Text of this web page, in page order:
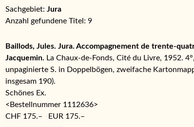
Sachgebiet: Jura
Anzahl gefundene Titel: 9
Baillods, Jules. Jura. Accompagnement de trente-
Jacquemin. La Chaux-de-Fonds, Cité du Livre, 1952.
unpaginierte S. in Doppelbögen, zweifache
insgesam 190).
Schönes Ex.
<Bestellnummer 1112636>
CHF 175.– EUR 175.–